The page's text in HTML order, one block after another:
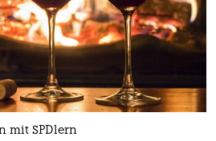
mit SPDlern